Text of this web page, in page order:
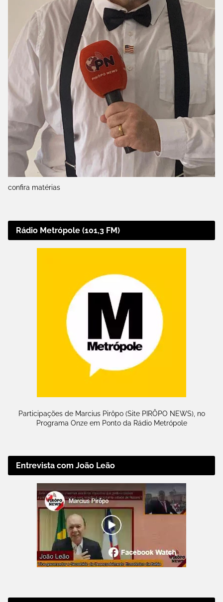
confira matérias
Rádio Metrópole (101,3 FM)
Participações de Marcius Pirôpo (Site PIRÔPO NEWS), no
Programa Onze em Ponto da Rádio Metrópole
Entrevista com João Leão